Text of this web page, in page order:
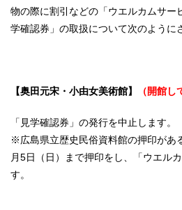
物の際に割引などの「ウエルカムサー
学確認券」の取扱について次のように
【奥田元宋・小由女美術館】 （開館し
「見学確認券」の発行を中止します。
※広島県立歴史民俗資料館の押印があ
月5日（日）まで押印をし、「ウエル
す。